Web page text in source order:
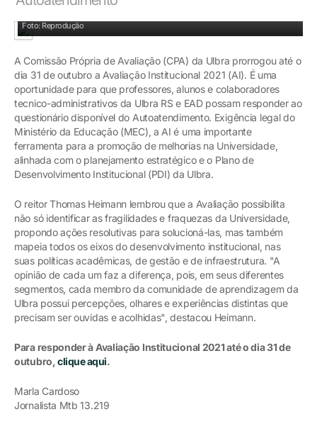
Foto: Reprodução
A Comissão Própria de Avaliação (CPA) da Ulbra prorrogou até o
dia 31 de outubro a Avaliação Institucional 2021 (AI). É uma
oportunidade para que professores, alunos e colaboradores
tecnico-administrativos da Ulbra RS e EAD possam responder ao
questionário disponível do Autoatendimento. Exigência legal do
Ministério da Educação (MEC), a AI é uma importante
ferramenta para a promoção de melhorias na Universidade,
alinhada com o planejamento estratégico e o Plano de
Desenvolvimento Institucional (PDI) da Ulbra.
O reitor Thomas Heimann lembrou que a Avaliação possibilita
não só identificar as fragilidades e fraquezas da Universidade,
propondo ações resolutivas para solucioná-las, mas também
mapeia todos os eixos do desenvolvimento institucional, nas
suas políticas acadêmicas, de gestão e de infraestrutura. "A
opinião de cada um faz a diferença, pois, em seus diferentes
segmentos, cada membro da comunidade de aprendizagem da
Ulbra possui percepções, olhares e experiências distintas que
precisam ser ouvidas e acolhidas", destacou Heimann.
Para responder à Avaliação Institucional 2021 até o dia 31 de
outubro,clique aqui.
Marla Cardoso
Jornalista Mtb 13.219